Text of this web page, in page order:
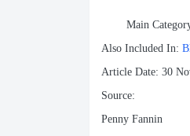
Main
Also Included In:
Article Date: 30
Source:
Penny Fannin